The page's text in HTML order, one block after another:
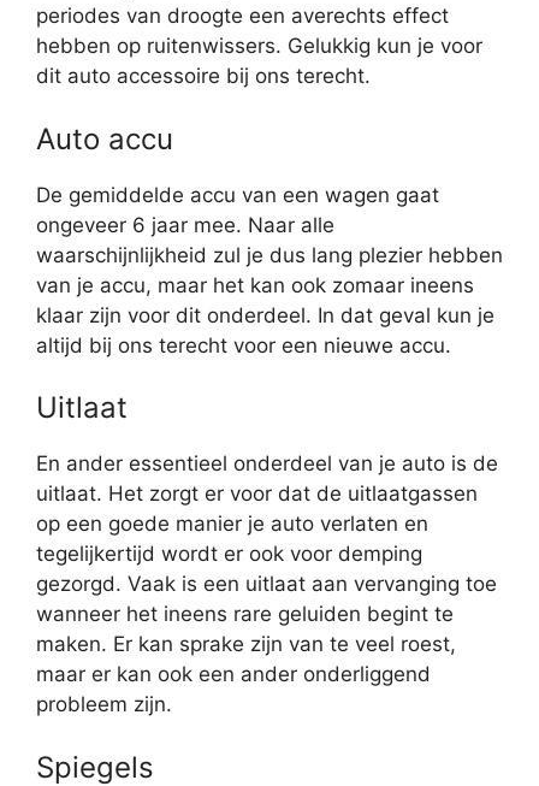
periodes van droogte een averechts effect
hebben op ruitenwissers. Gelukkig kun je voor
dit auto accessoire bij ons terecht.
Auto accu
De gemiddelde accu van een wagen gaat
ongeveer 6 jaar mee. Naar alle
waarschijnlijkheid zul je dus lang plezier hebben
van je accu, maar het kan ook zomaar ineens
klaar zijn voor dit onderdeel. In dat geval kun je
altijd bij ons terecht voor een nieuwe accu.
Uitlaat
En ander essentieel onderdeel van je auto is de
uitlaat. Het zorgt er voor dat de uitlaatgassen
op een goede manier je auto verlaten en
tegelijkertijd wordt er ook voor demping
gezorgd. Vaak is een uitlaat aan vervanging toe
wanneer het ineens rare geluiden begint te
maken. Er kan sprake zijn van te veel roest,
maar er kan ook een ander onderliggend
probleem zijn.
Spiegels